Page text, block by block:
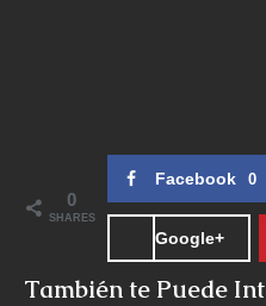
0
SHARES
Facebook 0
Google+
También te Puede